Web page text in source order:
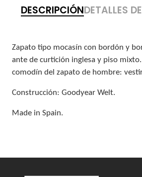
DESCRIPCIÓNDETALLES
Zapato tipo mocasín con bordón y
ante de curtición inglesa y piso mixto.
comodín del zapato de hombre:
Construcción: Goodyear Welt.
Made in Spain.